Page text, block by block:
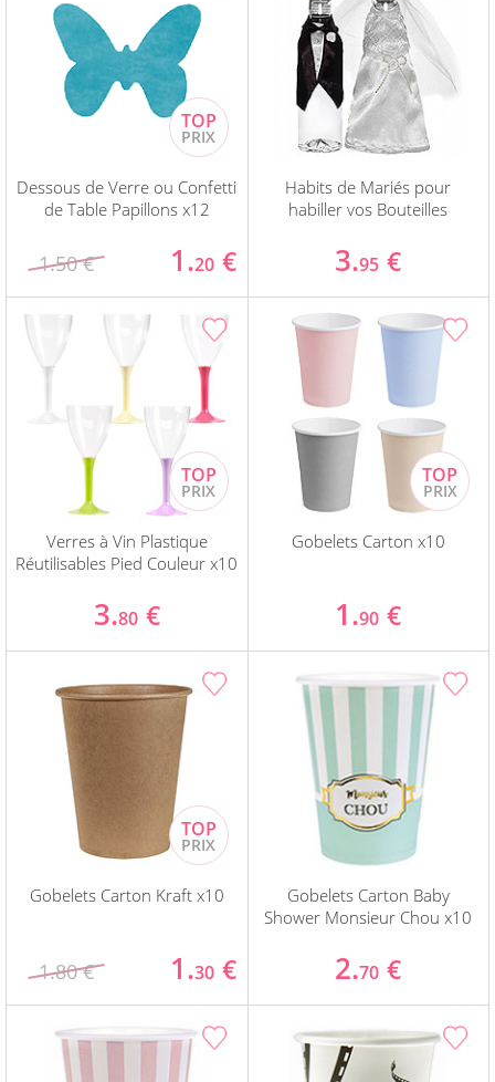
Dessous de Verre ou Confetti
de Table Papillons x12
1.50 € 1.20 €
Habits de Mariés pour
habiller vos Bouteilles
3.95 €
Verres à Vin Plastique
Réutilisables Pied Couleur x10
3.80 €
Gobelets Carton x10
1.90 €
Gobelets Carton Kraft x10
1.80 € 1.30 €
Gobelets Carton Baby
Shower Monsieur Chou x10
2.70 €